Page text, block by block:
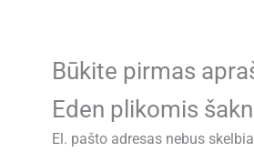
Būkite pirmas
Eden plikomis
El. pašto adresas nebus